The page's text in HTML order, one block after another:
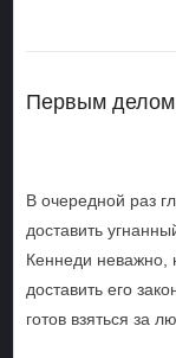
Первым делом
В очередной раз
доставить
Кеннеди неважно,
доставить его
готов взяться за